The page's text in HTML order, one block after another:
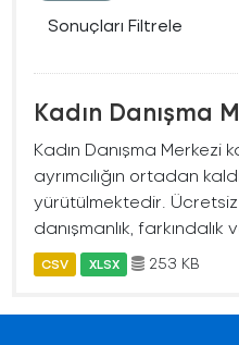
Sonuçları Filtrele
Kadın Danışma
Kadın Danışma Merkezi
ayrımcılığın ortadan
yürütülmektedir.
danışmanlık, farkındalık
CSV XLSX 253 KB